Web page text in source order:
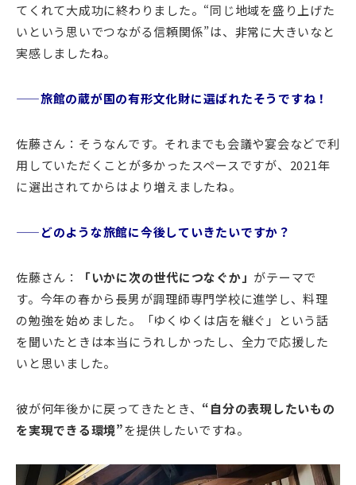
てくれて大成功に終わりました。“同じ地域を盛り上げた
いという思いでつながる信頼関係”は、非常に大きいなと
実感しましたね。
——旅館の蔵が国の有形文化財に選ばれたそうですね！
佐藤さん：そうなんです。それまでも会議や宴会などで利
用していただくことが多かったスペースですが、2021年
に選出されてからはより増えましたね。
——どのような旅館に今後していきたいですか？
佐藤さん： 「いかに次の世代につなぐか」 がテーマで
す。今年の春から長男が調理師専門学校に進学し、料理
の勉強を始めました。「ゆくゆくは店を継ぐ」という話
を聞いたときは本当にうれしかったし、全力で応援した
いと思いました。
彼が何年後かに戻ってきたとき、 “自分の表現したいもの
を実現できる環境”を提供したいですね。